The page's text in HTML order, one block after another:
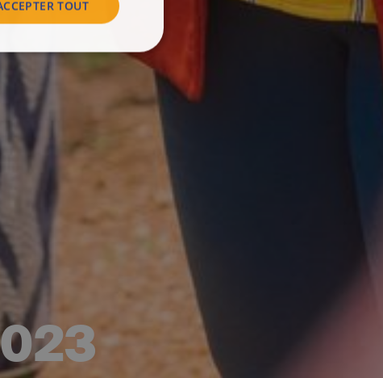
TOUT